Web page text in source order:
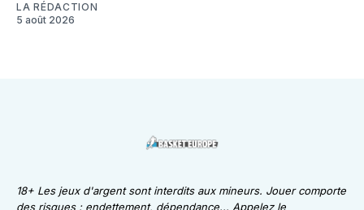
LA RÉDACTION
5 août 2026
18+ Les jeux d'argent sont interdits aux mineurs. Jouer comporte
des risques : endettement, dépendance... Appelez le